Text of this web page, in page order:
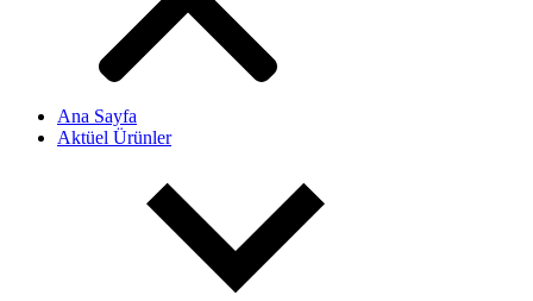
Ana Sayfa
Aktüel Ürünler